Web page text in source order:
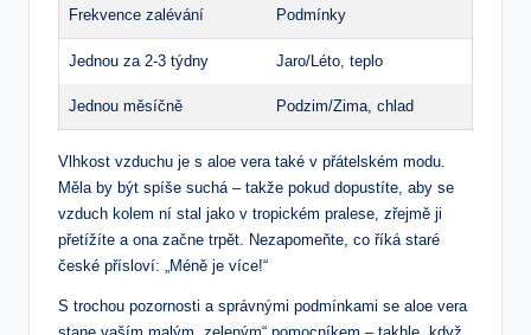
Frekvence zalévání Podmínky
Jednou za 2-3 týdny Jaro/Léto, teplo
Jednou měsíčně Podzim/Zima, chlad
Vlhkost vzduchu je s aloe vera také v přátelském modu.
Měla by být spíše suchá – takže pokud dopustíte, aby se
vzduch kolem ní stal jako v tropickém pralese, zřejmě ji
přetížíte a ona začne trpět. Nezapomeňte, co říká staré
české přísloví: „Méně je více!“
S trochou pozornosti a správnými podmínkami se aloe vera